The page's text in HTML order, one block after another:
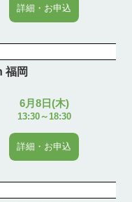
詳細・お申込
福岡
6月8日(木)
13:30～18:30
詳細・お申込